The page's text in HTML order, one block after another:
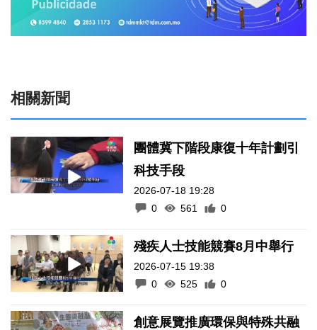
相關新聞
團體冀下階段康復十年計劃引
科技手段
2026-07-18 19:28
0
561 0
殘疾人士技能競賽8月中舉行
2026-07-15 19:38
0
525 0
創意展覽推廣環保與特殊共融